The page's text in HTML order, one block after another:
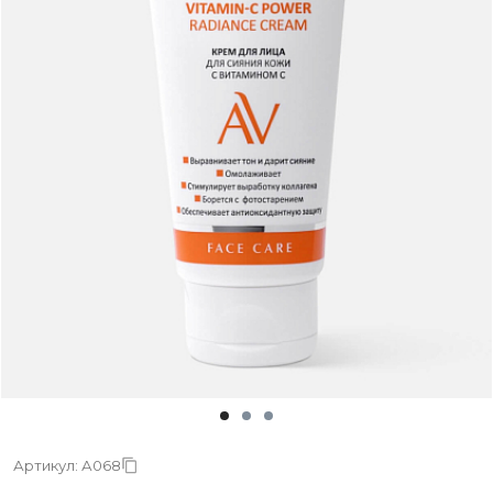
Артикул: А068